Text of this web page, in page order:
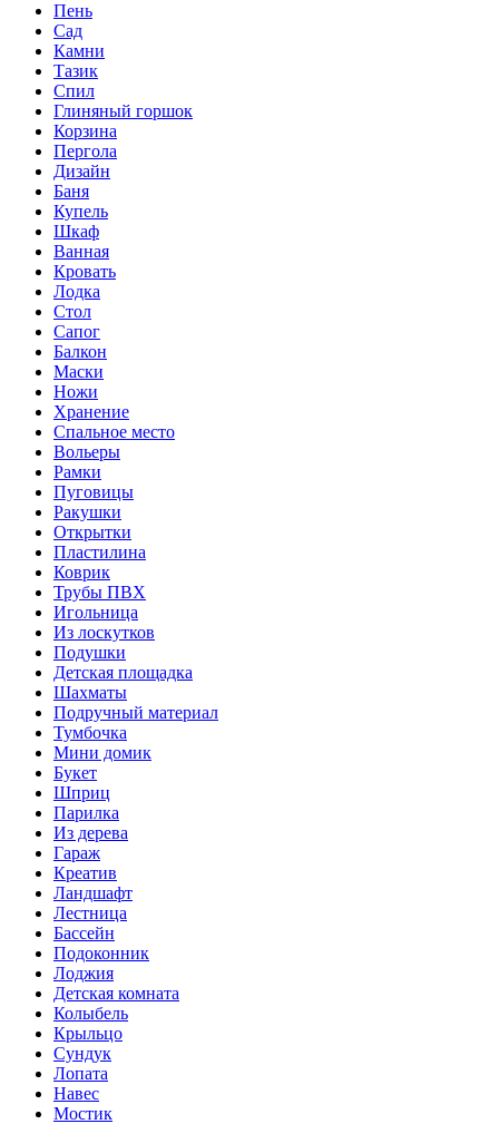
Пень
Сад
Камни
Тазик
Спил
Глиняный горшок
Корзина
Пергола
Дизайн
Баня
Купель
Шкаф
Ванная
Кровать
Лодка
Стол
Сапог
Балкон
Маски
Ножи
Хранение
Спальное место
Вольеры
Рамки
Пуговицы
Ракушки
Открытки
Пластилина
Коврик
Трубы ПВХ
Игольница
Из лоскутков
Подушки
Детская площадка
Шахматы
Подручный материал
Тумбочка
Мини домик
Букет
Шприц
Парилка
Из дерева
Гараж
Креатив
Ландшафт
Лестница
Бассейн
Подоконник
Лоджия
Детская комната
Колыбель
Крыльцо
Сундук
Лопата
Навес
Мостик